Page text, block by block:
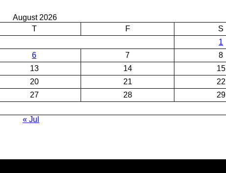
August 2026
T F S
1
6 7 8
13 14 15
20 21 22
27 28 29
« Jul